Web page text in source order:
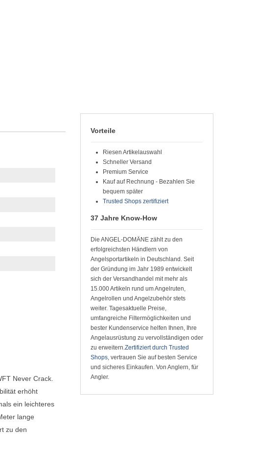
Never Crack.
erhöht
ein leichteres
lange
zu den
Vorteile
Riesen Artikelauswahl
Schneller Versand
Premium Service
Kauf auf Rechnung - Bezahlen Sie
bequem später
Trusted Shops zertifiziert
37 Jahre Know-How
Die ANGEL-DOMÄNE zählt zu den
erfolgreichsten Händlern von
Angelsportartikeln in Deutschland. Seit
der Gründung im Jahr 1989 entwickelt
sich der Versandhandel mit mehr als
15.000 Artikeln rund um Angelruten,
Angelrollen und Angelzubehör stets
weiter. Tagesaktuelle Preise,
umfangreiche Filtermöglichkeiten und
bester Kundenservice helfen Ihnen, Ihre
Angelausrüstung zu vervollständigen oder
zu erweitern.Zertifiziert durch Trusted
Shops, vertrauen Sie auf besten Service
und sicheres Einkaufen. Von Anglern, für
Angler.